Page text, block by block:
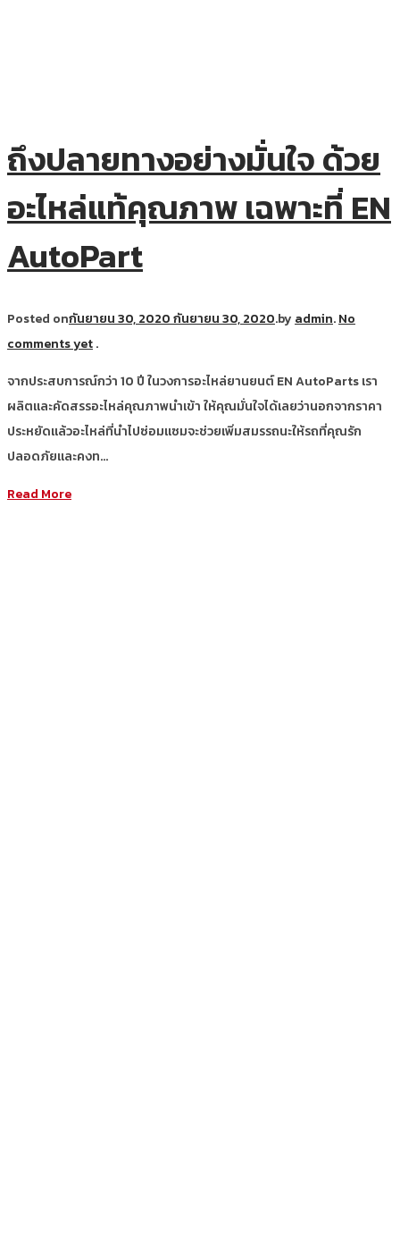
ถึงปลายทางอย่างมั่นใจ ด้วย
อะไหล่แท้คุณภาพ เฉพาะที่ EN
AutoPart
Posted onกันยายน 30, 2020กันยายน 30, 2020.by admin.No
comments yet.
จากประสบการณ์กว่า 10 ปี ในวงการอะไหล่ยานยนต์ EN AutoParts เรา
ผลิตและคัดสรรอะไหล่คุณภาพนำเข้า ให้คุณมั่นใจได้เลยว่านอกจากราคา
ประหยัดแล้วอะไหล่ที่นำไปซ่อมแซมจะช่วยเพิ่มสมรรถนะให้รถที่คุณรัก
ปลอดภัยและคงท…
Read More